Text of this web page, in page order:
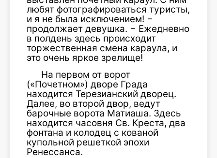
любят фотографироваться туристы,
и я не была исключением! −
продолжает девушка. − Ежедневно
в полдень здесь происходит
торжественная смена караула, и
это очень яркое зрелище!
На первом от ворот
(«Почетном») дворе Града
находится Терезианский дворец.
Далее, во второй двор, ведут
барочные ворота Матиаша. Здесь
находится часовня Св. Креста, два
фонтана и колодец с кованой
купольной решеткой эпохи
Ренессанса.